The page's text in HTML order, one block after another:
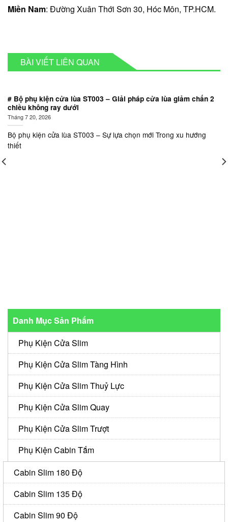
Miền Nam: Đường Xuân Thới Sơn 30, Hóc Môn, TP.HCM.
BÀI VIẾT LIÊN QUAN
# Bộ phụ kiện cửa lùa ST003 – Giải pháp cửa lùa giảm chấn 2
chiều không ray dưới
Tháng 7 20, 2026
Bộ phụ kiện cửa lùa ST003 – Sự lựa chọn mới Trong xu hướng
thiết
Danh Mục Sản Phẩm
Phụ Kiện Cửa Slim
Phụ Kiện Cửa Slim Tàng Hình
Phụ Kiện Cửa Slim Thuỷ Lực
Phụ Kiện Cửa Slim Quay
Phụ Kiện Cửa Slim Trượt
Phụ Kiện Cabin Tắm
Cabin Slim 180 Độ
Cabin Slim 135 Độ
Cabin Slim 90 Độ